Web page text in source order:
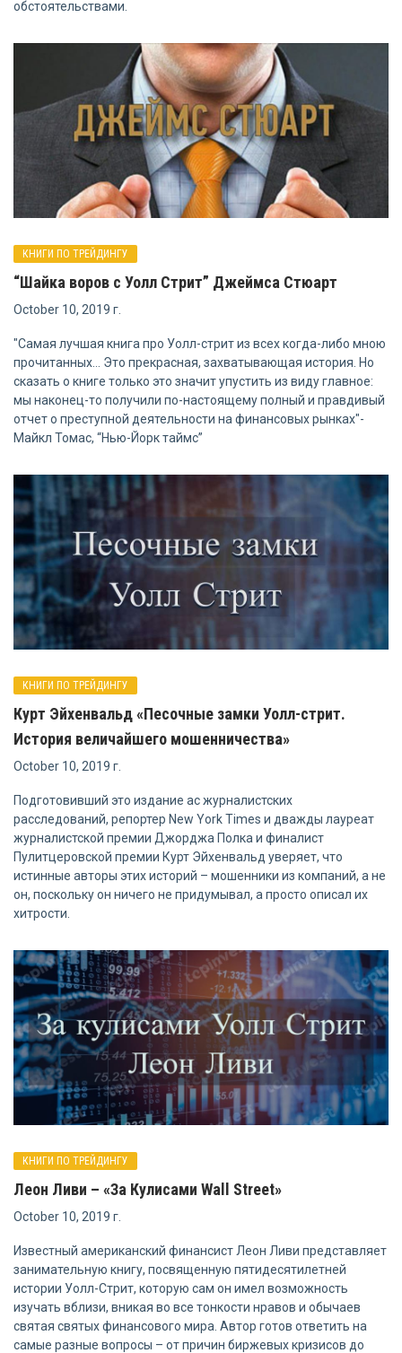
обстоятельствами.
КНИГИ ПО ТРЕЙДИНГУ
“Шайка воров с Уолл Стрит” Джеймса Стюарт
October 10, 2019 г.
"Самая лучшая книга про Уолл-стрит из всех когда-либо мною
прочитанных… Это прекрасная, захватывающая история. Но
сказать о книге только это значит упустить из виду главное:
мы наконец-то получили по-настоящему полный и правдивый
отчет о преступной деятельности на финансовых рынках"-
Майкл Томас, “Нью-Йорк таймс”
КНИГИ ПО ТРЕЙДИНГУ
Курт Эйхенвальд «Песочные замки Уолл-стрит.
История величайшего мошенничества»
October 10, 2019 г.
Подготовивший это издание ас журналистских
расследований, репортер New York Times и дважды лауреат
журналистской премии Джорджа Полка и финалист
Пулитцеровской премии Курт Эйхенвальд уверяет, что
истинные авторы этих историй – мошенники из компаний, а не
он, поскольку он ничего не придумывал, а просто описал их
хитрости.
КНИГИ ПО ТРЕЙДИНГУ
Леон Ливи – «За Кулисами Wall Street»
October 10, 2019 г.
Известный американский финансист Леон Ливи представляет
занимательную книгу, посвященную пятидесятилетней
истории Уолл-Стрит, которую сам он имел возможность
изучать вблизи, вникая во все тонкости нравов и обычаев
святая святых финансового мира. Автор готов ответить на
самые разные вопросы – от причин биржевых кризисов до